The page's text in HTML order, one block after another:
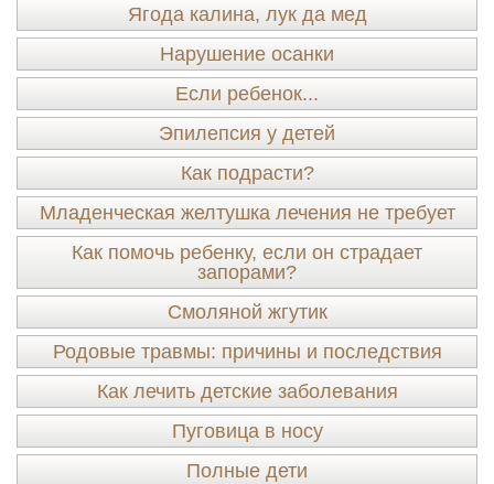
Ягода калина, лук да мед
Нарушение осанки
Если ребенок...
Эпилепсия у детей
Как подрасти?
Младенческая желтушка лечения не требует
Как помочь ребенку, если он страдает
запорами?
Смоляной жгутик
Родовые травмы: причины и последствия
Как лечить детские заболевания
Пуговица в носу
Полные дети